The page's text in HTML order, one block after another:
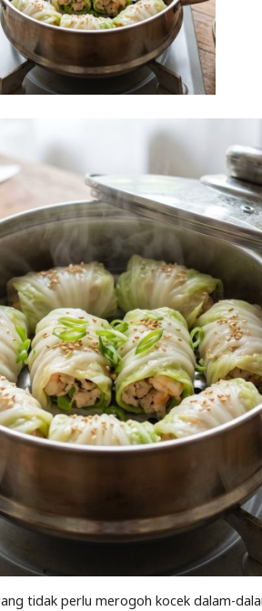
tidak perlu merogoh kocek dalam-